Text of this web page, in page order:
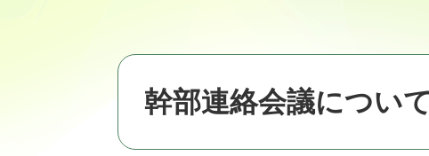
幹部連絡会議について